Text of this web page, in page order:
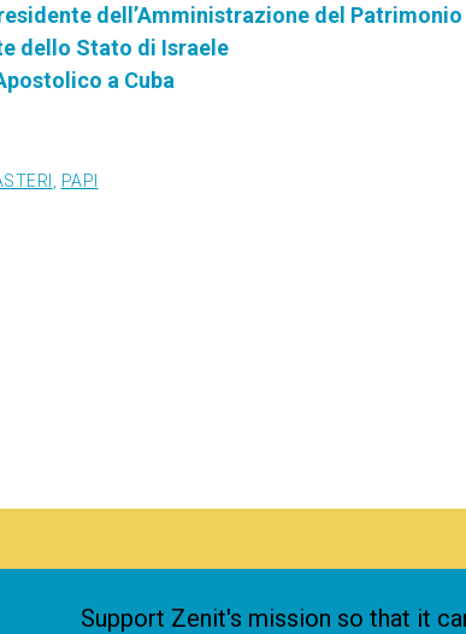
dell’Amministrazione del
dello Stato di Israele
a Cuba
PAPI